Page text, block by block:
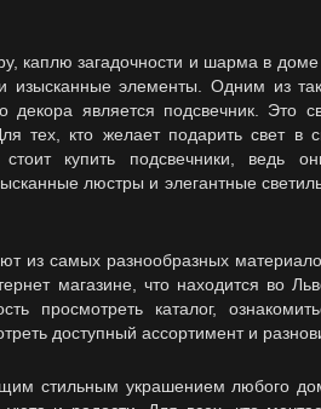
каплю загадочности и шарма в доме
изысканные элементы. Одним из
декора является подсвечник. Это
тех, кто желает подарить свет
купить подсвечники, ведь
люстры и элегантные
из самых разнообразных
магазине, что находится во
просмотреть каталог,
доступный ассортимент и
стильным украшением любого